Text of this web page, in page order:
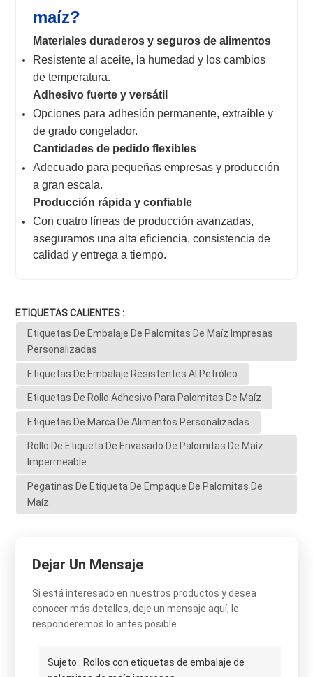
maíz?
Materiales duraderos y seguros de alimentos
Resistente al aceite, la humedad y los cambios
de temperatura.
Adhesivo fuerte y versátil
Opciones para adhesión permanente, extraíble y
de grado congelador.
Cantidades de pedido flexibles
Adecuado para pequeñas empresas y producción
a gran escala.
Producción rápida y confiable
Con cuatro líneas de producción avanzadas,
aseguramos una alta eficiencia, consistencia de
calidad y entrega a tiempo.
ETIQUETAS CALIENTES :
Etiquetas De Embalaje De Palomitas De Maíz Impresas
Personalizadas
Etiquetas De Embalaje Resistentes Al Petróleo
Etiquetas De Rollo Adhesivo Para Palomitas De Maíz
Etiquetas De Marca De Alimentos Personalizadas
Rollo De Etiqueta De Envasado De Palomitas De Maíz
Impermeable
Pegatinas De Etiqueta De Empaque De Palomitas De
Maíz.
Dejar Un Mensaje
Si está interesado en nuestros productos y desea
conocer más detalles, deje un mensaje aquí, le
responderemos lo antes posible.
Sujeto : Rollos con etiquetas de embalaje de